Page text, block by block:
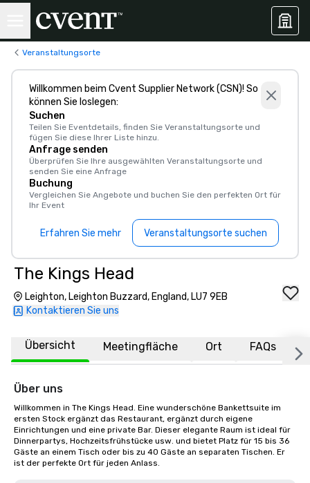
Veranstaltungsorte
Willkommen beim Cvent Supplier Network (CSN)! So
können Sie loslegen:
Suchen
Teilen Sie Eventdetails, finden Sie Veranstaltungsorte und
fügen Sie diese Ihrer Liste hinzu.
Anfrage senden
Überprüfen Sie Ihre ausgewählten Veranstaltungsorte und
senden Sie eine Anfrage
Buchung
Vergleichen Sie Angebote und buchen Sie den perfekten Ort für
Ihr Event
Erfahren Sie mehr Veranstaltungsorte suchen
The Kings Head
Leighton, Leighton Buzzard, England, LU7 9EB
Kontaktieren Sie uns
Übersicht Meetingfläche Ort FAQs
Über uns
Willkommen in The Kings Head. Eine wunderschöne Bankettsuite im
ersten Stock ergänzt das Restaurant, ergänzt durch eigene
Einrichtungen und eine private Bar. Dieser elegante Raum ist ideal für
Dinnerpartys, Hochzeitsfrühstücke usw. und bietet Platz für 15 bis 36
Gäste an einem Tisch oder bis zu 40 Gäste an separaten Tischen. Er
ist der perfekte Ort für jeden Anlass.